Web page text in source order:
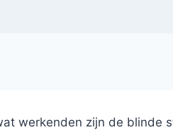
werkenden zijn de blinde